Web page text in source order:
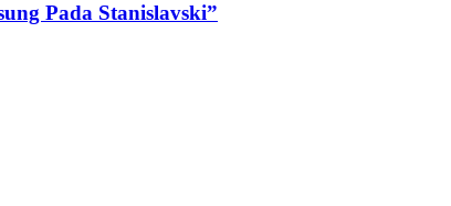
Pada Stanislavski”